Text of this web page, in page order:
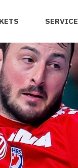
SERVICE